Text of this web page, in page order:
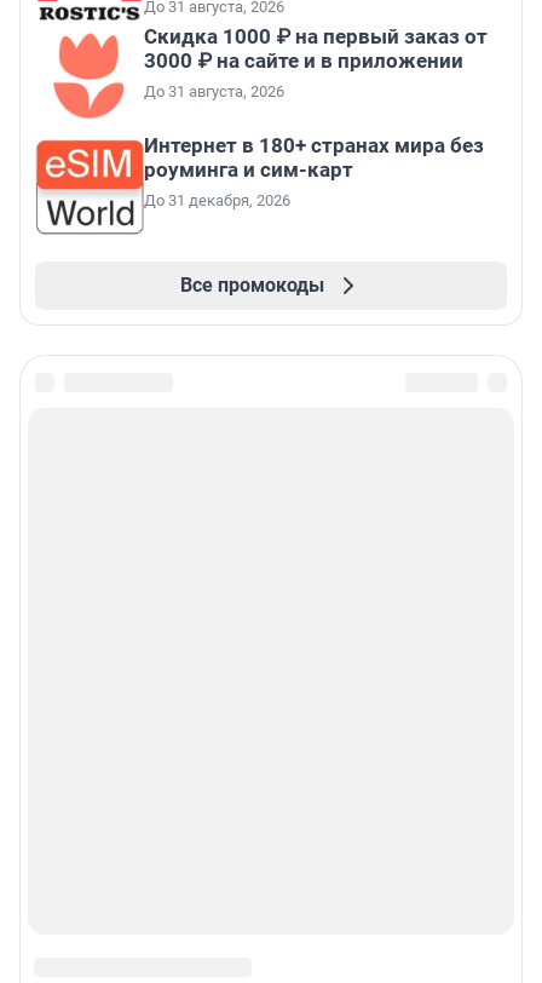
До 31 августа, 2026
Скидка 1000 ₽ на первый заказ от
3000 ₽ на сайте и в приложении
До 31 августа, 2026
Интернет в 180+ странах мира без
роуминга и сим-карт
До 31 декабря, 2026
Все промокоды